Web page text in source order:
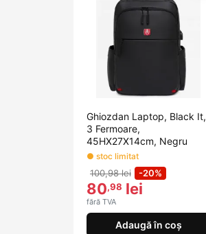
Ghiozdan Laptop, Black It,
3 Fermoare,
45HX27X14cm, Negru
● stoc limitat
100,98 lei -20%
80,98 lei
fără TVA
Adaugă în coș